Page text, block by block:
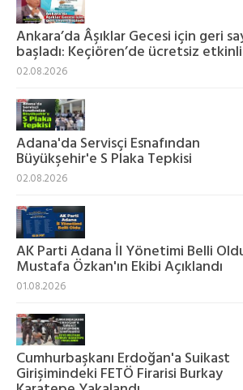
Ankara’da Âşıklar Gecesi için geri
başladı: Keçiören’de ücretsiz
02.08.2026
Adana'da Servisçi Esnafından
Büyükşehir'e S Plaka Tepkisi
02.08.2026
AK Parti Adana İl Yönetimi Belli
Mustafa Özkan'ın Ekibi Açıklandı
01.08.2026
Cumhurbaşkanı Erdoğan'a Suikast
Girişimindeki FETÖ Firarisi Burkay